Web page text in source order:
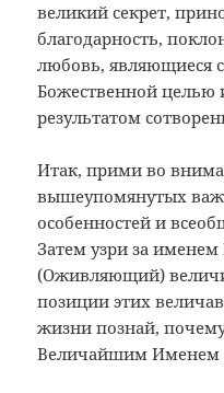
великий секрет,
благодарность,
любовь, являющиеся
Божественной
результатом
Итак, прими во
вышеупомянутых
особенностей и
Затем узри за
(Оживляющий)
позиции этих
жизни познай,
Величайшим Именем